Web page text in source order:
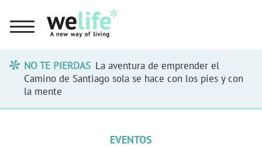
NO TE PIERDAS La aventura de emprender el
Camino de Santiago sola se hace con los pies y con
la mente
EVENTOS